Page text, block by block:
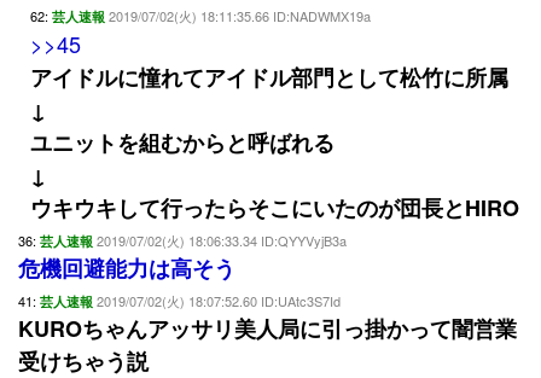
62: 芸人速報 2019/07/02(火) 18:11:35.66 ID:NADWMX19a
>>45
アイドルに憧れてアイドル部門として松竹に所属
↓
ユニットを組むからと呼ばれる
↓
ウキウキして行ったらそこにいたのが団長とHIRO
36: 芸人速報 2019/07/02(火) 18:06:33.34 ID:QYYVyjB3a
危機回避能力は高そう
41: 芸人速報 2019/07/02(火) 18:07:52.60 ID:UAtc3S7Id
KUROちゃんアッサリ美人局に引っ掛かって闇営業
受けちゃう説